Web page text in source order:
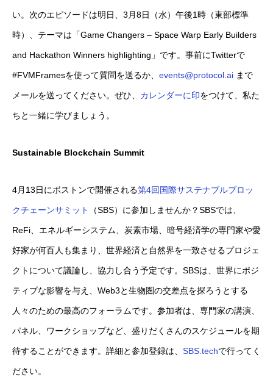
い。次のエピソードは明日、3月8日（水）午後1時（東部標準
時）、テーマは「Game Changers – Space Warp Early Builders
and Hackathon Winners highlighting」です。事前にTwitterで
#FVMFramesを使って質問を送るか、 events@protocol.ai まで
メールを送ってください。ぜひ、 カレンダーに印をつけて、私た
ちと一緒に学びましょう。
Sustainable Blockchain Summit
4月13日にボストンで開催される第4回国際サステナブルブロッ
クチェーンサミット （SBS）に参加しませんか？SBSでは、
ReFi、エネルギーシステム、炭素市場、暗号経済学の専門家や愛
好家が何百人も集まり、世界経済と自然界を一致させるプロジェ
クトについて議論し、協力し合う予定です。SBSは、世界にポジ
ティブな影響を与え、Web3と生物圏の交差点を探ろうとする
人々のための最高のフォーラムです。参加者は、専門家の講演、
パネル、ワークショップなど、盛りだくさんのスケジュールを期
待することができます。詳細と参加登録は、 SBS.techで行ってく
ださい。